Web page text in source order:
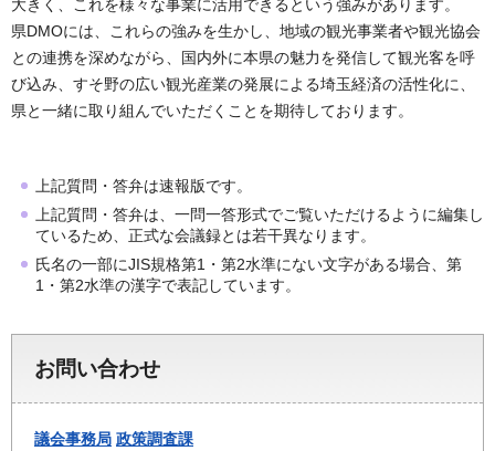
大きく、これを様々な事業に活用できるという強みがあります。
県DMOには、これらの強みを生かし、地域の観光事業者や観光協会
との連携を深めながら、国内外に本県の魅力を発信して観光客を呼
び込み、すそ野の広い観光産業の発展による埼玉経済の活性化に、
県と一緒に取り組んでいただくことを期待しております。
上記質問・答弁は速報版です。
上記質問・答弁は、一問一答形式でご覧いただけるように編集し
ているため、正式な会議録とは若干異なります。
氏名の一部にJIS規格第1・第2水準にない文字がある場合、第
1・第2水準の漢字で表記しています。
お問い合わせ
議会事務局 政策調査課